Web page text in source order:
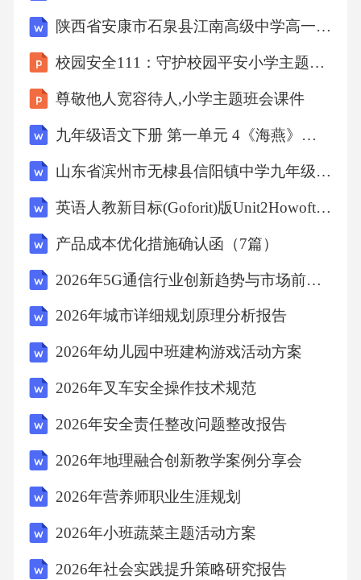
段，如社交媒体、大数据等，提高市场营销效
率。2.顾客体验至关重要：企业应关注客户需
求，提供高质量的产品和服务，提升客户满意
度和忠诚度。3.跨界合作创造价值：企业可以通
市场份额。4.不断创新是关键：企业应不断尝试
新的市场策略和技术应用，以适应不断变化的
市场环境。四、结论本文通过分析几家企业在
市场营销领域的成功案例，探讨了其成功的市
场策略及背后的逻辑。这些案例对企业具有启
示意义，有助于企业在市场营销方面取得更好
的成绩。在未来市场竞争日益激烈的环境下，
企业应关注客户需求、充分利用数字化手段、
销效果。撰写一篇2026年市场营销案例企业分
析报告的文章时，你需要涵盖以下几个核心内
容部分，下面为你提供每个部分的概要描述及
撰写建议：标题：2026年市场营销案例企业分
析报告一、引言简要介绍报告的目的、背景及
分析的案例企业概况。阐述为何选择该企业作
陕西省安康市石泉县江南高级中学高一化学必修二人教版教学设计：3.2 来自石油和煤的两种基本化工原料 (2份打包)
校园安全111：守护校园平安小学主题班会课件
尊敬他人宽容待人,小学主题班会课件
九年级语文下册 第一单元 4《海燕》教案 新人教版
山东省滨州市无棣县信阳镇中学九年级化学下册 第八单元 第二节 第一课时 海水“晒盐”的过程 溶解度教案 （新版）鲁教版
英语人教新目标(Goforit)版Unit2HowoftendoyouexerciseSectionA教学设计
产品成本优化措施确认函（7篇）
2026年5G通信行业创新趋势与市场前景分析报告
2026年城市详细规划原理分析报告
2026年幼儿园中班建构游戏活动方案
2026年叉车安全操作技术规范
2026年安全责任整改问题整改报告
2026年地理融合创新教学案例分享会
2026年营养师职业生涯规划
2026年小班蔬菜主题活动方案
2026年社会实践提升策略研究报告